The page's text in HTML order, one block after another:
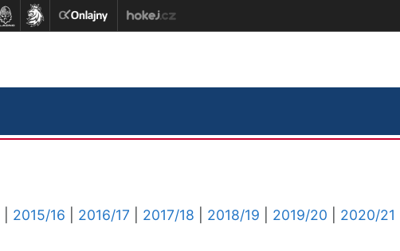
2015/16 2016/17 2017/18 2018/19 2019/20
2020/21